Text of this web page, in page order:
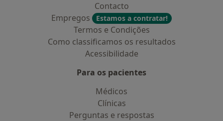
Contacto
Empregos
Estamos a contratar!
Termos e Condições
Como classificamos os resultados
Acessibilidade
Para os pacientes
Médicos
Clínicas
Perguntas e respostas